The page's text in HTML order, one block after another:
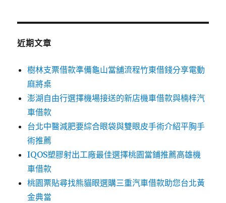
近期文章
樹林支票借款準備龜山當舖流程竹東借錢分享電動
麻將桌
澎湖自由行選擇機場接送的新店機車借款與楠梓汽
車借款
台北中醫減肥要綜合眼袋與雙眼皮手術介紹平胸手
術推薦
IQOS塑膠射出工廠最佳選擇桃園當鋪推薦高雄機
車借款
桃園票貼尋找熊貓眼選購三重汽車借款助您台北黃
金典當